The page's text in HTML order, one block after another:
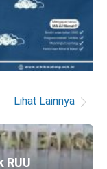
Lihat Lainnya
RUU